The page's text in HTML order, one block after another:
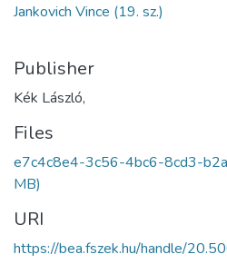
Jankovich Vince (19. sz.)
Publisher
Kék László,
Files
e7c4c8e4-3c56-4bc6-8cd3-
MB)
URI
https://bea.fszek.hu/handle/